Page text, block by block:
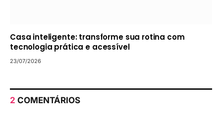
Casa inteligente: transforme sua rotina com
tecnologia prática e acessível
23/07/2026
2 COMENTÁRIOS